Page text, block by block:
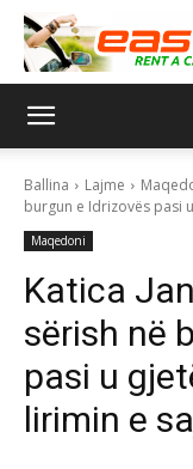
Ballina Lajme
burgun e Idrizovës pasi
Maqedoni
Katica
sërish në
pasi u
lirimin e